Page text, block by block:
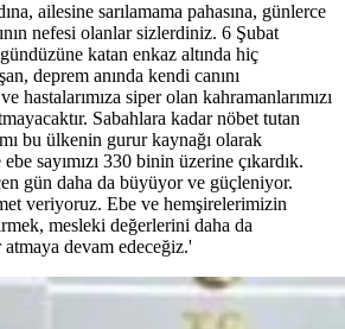
ailesine sarılamama pahasına, günlerce
nefesi olanlar sizlerdiniz. 6 Şubat
katan enkaz altında hiç
deprem anında kendi canını
hastalarımıza siper olan kahramanlarımızı
Sabahlara kadar nöbet tutan
bu ülkenin gurur kaynağı olarak
sayımızı 330 binin üzerine çıkardık.
gün daha da büyüyor ve güçleniyor.
veriyoruz. Ebe ve hemşirelerimizin
mesleki değerlerini daha da
devam edeceğiz.'